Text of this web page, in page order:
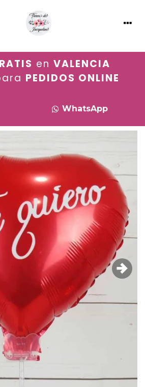
en VALENCIA
PEDIDOS ONLINE
WhatsApp